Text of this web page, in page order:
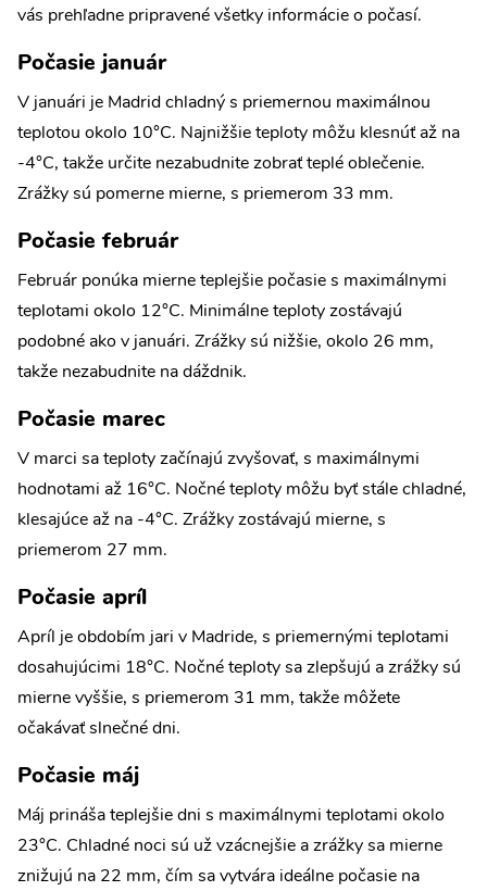
vás prehľadne pripravené všetky informácie o počasí.
Počasie január
V januári je Madrid chladný s priemernou maximálnou
teplotou okolo 10°C. Najnižšie teploty môžu klesnúť až na
-4°C, takže určite nezabudnite zobrať teplé oblečenie.
Zrážky sú pomerne mierne, s priemerom 33 mm.
Počasie február
Február ponúka mierne teplejšie počasie s maximálnymi
teplotami okolo 12°C. Minimálne teploty zostávajú
podobné ako v januári. Zrážky sú nižšie, okolo 26 mm,
takže nezabudnite na dáždnik.
Počasie marec
V marci sa teploty začínajú zvyšovať, s maximálnymi
hodnotami až 16°C. Nočné teploty môžu byť stále chladné,
klesajúce až na -4°C. Zrážky zostávajú mierne, s
priemerom 27 mm.
Počasie apríl
Apríl je obdobím jari v Madride, s priemernými teplotami
dosahujúcimi 18°C. Nočné teploty sa zlepšujú a zrážky sú
mierne vyššie, s priemerom 31 mm, takže môžete
očakávať slnečné dni.
Počasie máj
Máj prináša teplejšie dni s maximálnymi teplotami okolo
23°C. Chladné noci sú už vzácnejšie a zrážky sa mierne
znižujú na 22 mm, čím sa vytvára ideálne počasie na